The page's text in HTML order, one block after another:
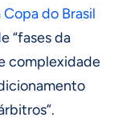
Copa do Brasil
“fases da
complexidade